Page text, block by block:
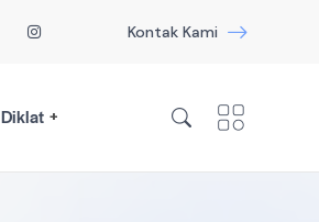
Kontak Kami
Diklat